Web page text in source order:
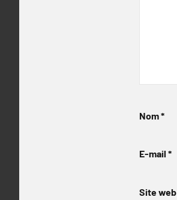
Nom*
E-mail *
Site web